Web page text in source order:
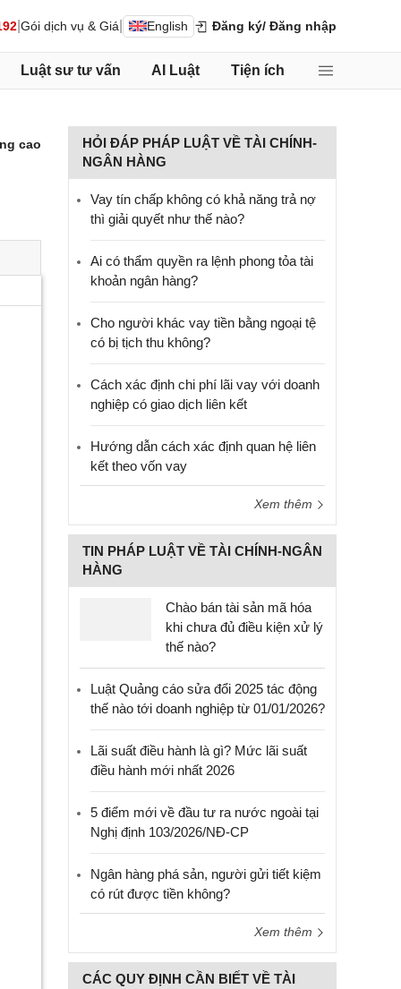
Gói dịch vụ & Giá English Đăng ký/ Đăng nhập
Luật sư tư vấn AI Luật Tiện ích
cao
HỎI ĐÁP PHÁP LUẬT VỀ TÀI CHÍNH-
NGÂN HÀNG
Vay tín chấp không có khả năng trả nợ
thì giải quyết như thế nào?
Ai có thẩm quyền ra lệnh phong tỏa tài
khoản ngân hàng?
Cho người khác vay tiền bằng ngoại tệ
có bị tịch thu không?
Cách xác định chi phí lãi vay với doanh
nghiệp có giao dịch liên kết
Hướng dẫn cách xác định quan hệ liên
kết theo vốn vay
Xem thêm
TIN PHÁP LUẬT VỀ TÀI CHÍNH-NGÂN
HÀNG
Chào bán tài sản mã hóa
khi chưa đủ điều kiện xử lý
thế nào?
Luật Quảng cáo sửa đổi 2025 tác động
thế nào tới doanh nghiệp từ 01/01/2026?
Lãi suất điều hành là gì? Mức lãi suất
điều hành mới nhất 2026
5 điểm mới về đầu tư ra nước ngoài tại
Nghị định 103/2026/NĐ-CP
Ngân hàng phá sản, người gửi tiết kiệm
có rút được tiền không?
Xem thêm
CÁC QUY ĐỊNH CẦN BIẾT VỀ TÀI